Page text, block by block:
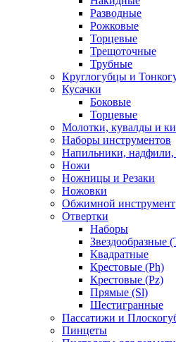
Разводные
Рожковые
Торцевые
Трещоточные
Трубные
Круглогубцы и
Кусачки
Боковые
Торцевые
Молотки, кувалды и
Наборы инструментов
Напильники,
Ножи
Ножницы и Резаки
Ножовки
Обжимной инструмент
Отвертки
Наборы
Звездообразные
Квадратные
Крестовые (Ph)
Крестовые (Pz)
Прямые (Sl)
Шестигранные
Пассатижи и
Пинцеты